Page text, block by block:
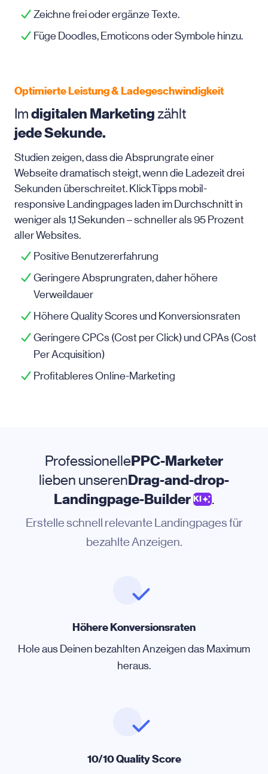
Zeichne frei oder ergänze Texte.
Füge Doodles, Emoticons oder Symbole hinzu.
Optimierte Leistung & Ladegeschwindigkeit
Imdigitalen Marketingzählt
jede Sekunde.
Studien zeigen, dass die Absprungrate einer
Webseite dramatisch steigt, wenn die Ladezeit drei
Sekunden überschreitet. KlickTipps mobil-
responsive Landingpages laden im Durchschnitt in
weniger als 1,1 Sekunden – schneller als 95 Prozent
aller Websites.
Positive Benutzererfahrung
Geringere Absprungraten, daher höhere
Verweildauer
Höhere Quality Scores und Konversionsraten
Geringere CPCs (Cost per Click) und CPAs (Cost
Per Acquisition)
Profitableres Online-Marketing
ProfessionellePPC-Marketer
lieben unserenDrag-and-drop-
Landingpage-Builder KI .
Erstelle schnell relevante Landingpages für
bezahlte Anzeigen.
Höhere Konversionsraten
Hole aus Deinen bezahlten Anzeigen das Maximum
heraus.
10/10 Quality Score